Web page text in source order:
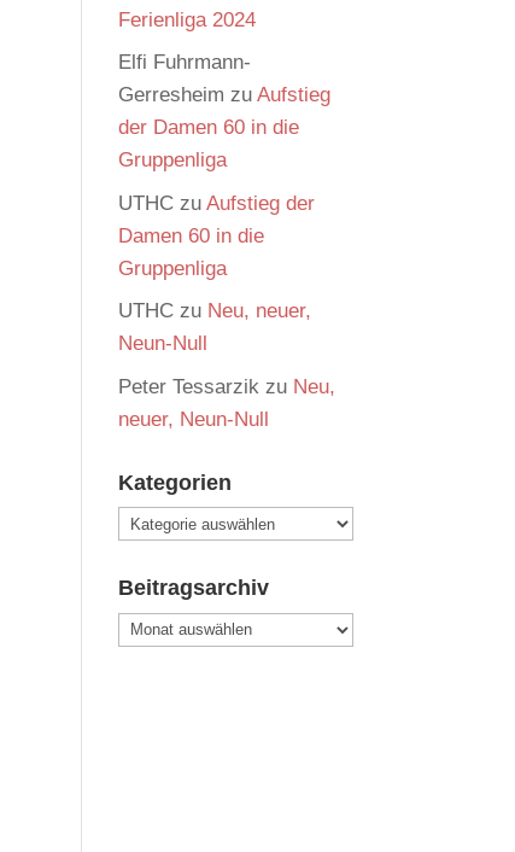
Ferienliga 2024
Elfi Fuhrmann-
Gerresheim zuAufstieg
der Damen 60 in die
Gruppenliga
UTHC zuAufstieg der
Damen 60 in die
Gruppenliga
UTHC zu Neu, neuer,
Neun-Null
Peter Tessarzik zu Neu,
neuer, Neun-Null
Kategorien
Kategorien
Beitragsarchiv
Beitragsarchiv